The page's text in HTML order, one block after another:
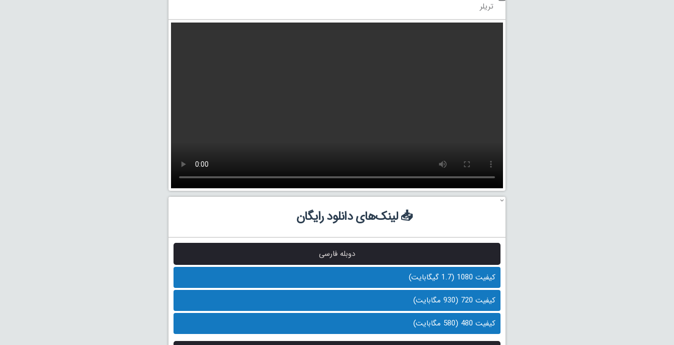
تریلر
📥 لینک‌های دانلود رایگان
دوبله فارسی
کیفیت 1080 (1.7 گیگابایت)
کیفیت 720 (930 مگابایت)
کیفیت 480 (580 مگابایت)